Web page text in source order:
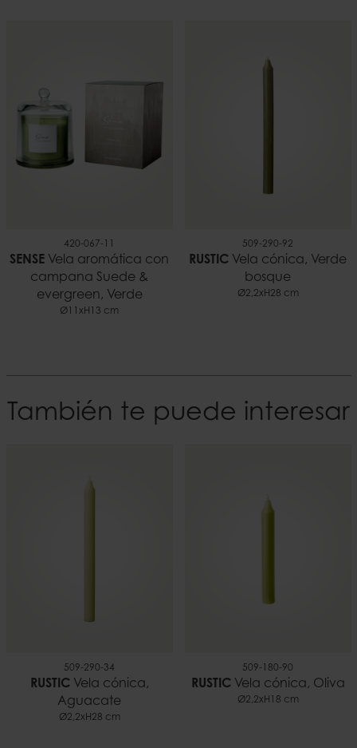
420-067-11
SENSE Vela aromática con
campana Suede &
evergreen, Verde
Ø11xH13 cm
509-290-92
RUSTIC Vela cónica, Verde
bosque
Ø2,2xH28 cm
También te puede interesar
509-290-34
RUSTICVela cónica,
Aguacate
Ø2,2xH28 cm
509-180-90
RUSTICVela cónica, Oliva
Ø2,2xH18 cm